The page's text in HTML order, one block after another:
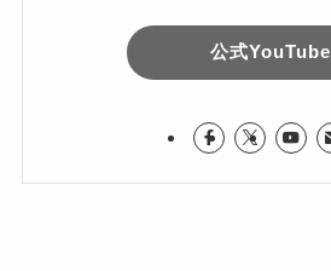
公式YouTube